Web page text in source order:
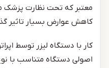
معتبر که تحت نظارت
کاهش عوارض بسیار تاثیر
کار با دستگاه لیزر توسط
اصولی دستگاه متناسب با